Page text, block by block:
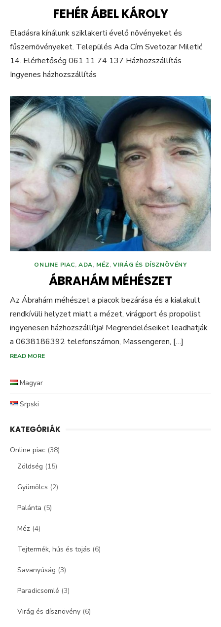
FEHÉR ÁBEL KÁROLY
Eladásra kínálunk sziklakerti évelő növényeket és
fűszernövényeket. Település Ada Cím Svetozar Miletić
14. Elérhetőség 061 11 74 137 Házhozszállítás
Ingyenes házhozszállítás
ONLINE PIAC,ADA, MÉZ,VIRÁG ÉS DÍSZNÖVÉNY
ÁBRAHÁM MÉHÉSZET
Az Ábrahám méhészet a piacok bezárása és a kialakult
rendkívüli helyzet miatt a mézet, virágport és propolist
ingyenesen házhozszállítja! Megrendeléseiket leadhatják
a 0638186392 telefonszámon, Massengeren, […]
READ MORE
Magyar
Srpski
KATEGÓRIÁK
Online piac (38)
Zöldség (15)
Gyümölcs (2)
Palánta (5)
Méz (4)
Tejtermék, hús és tojás (6)
Savanyúság (3)
Paradicsomlé (3)
Virág és dísznövény (6)